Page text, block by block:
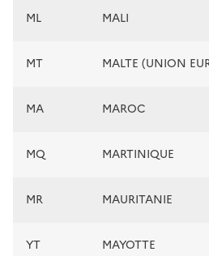
ML MALI
MT MALTE (UNION
MA MAROC
MQ MARTINIQUE
MR MAURITANIE
YT MAYOTTE